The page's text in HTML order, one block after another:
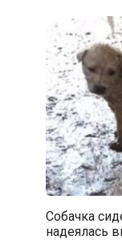
Собачка
надеялась